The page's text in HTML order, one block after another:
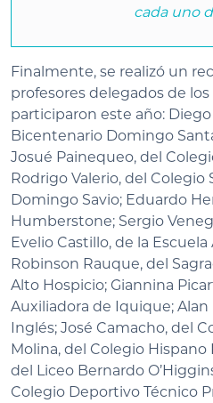
cada uno
Finalmente, se realizó un
profesores delegados de
participaron este año:
Bicentenario Domingo
Josué Painequeo, del
Rodrigo Valerio, del Colegio
Domingo Savio; Eduardo
Humberstone; Sergio
Evelio Castillo, de la
Robinson Rauque, del
Alto Hospicio; Giannina
Auxiliadora de Iquique; Alan
Inglés; José Camacho, del
Molina, del Colegio
del Liceo Bernardo
Colegio Deportivo Técnico